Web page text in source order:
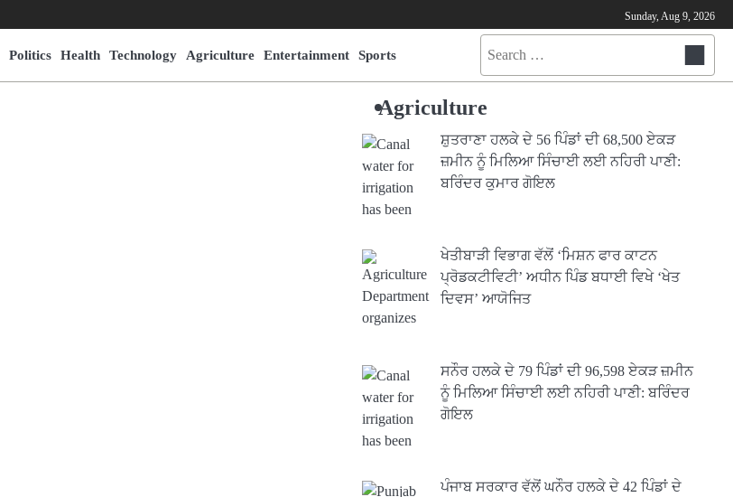
Sunday, Aug 9, 2026
Politics Health Technology Agriculture Entertainment Sports
Search
Agriculture
ਸ਼ੁਤਰਾਣਾ ਹਲਕੇ ਦੇ 56 ਪਿੰਡਾਂ ਦੀ 68,500 ਏਕੜ
ਜ਼ਮੀਨ ਨੂੰ ਮਿਲਿਆ ਸਿੰਚਾਈ ਲਈ ਨਹਿਰੀ ਪਾਣੀ:
ਬਰਿੰਦਰ ਕੁਮਾਰ ਗੋਇਲ
ਖੇਤੀਬਾੜੀ ਵਿਭਾਗ ਵੱਲੋਂ ‘ਮਿਸ਼ਨ ਫਾਰ ਕਾਟਨ
ਪ੍ਰੋਡਕਟੀਵਿਟੀ’ ਅਧੀਨ ਪਿੰਡ ਬਧਾਈ ਵਿਖੇ ‘ਖੇਤ
ਦਿਵਸ’ ਆਯੋਜਿਤ
ਸਨੌਰ ਹਲਕੇ ਦੇ 79 ਪਿੰਡਾਂ ਦੀ 96,598 ਏਕੜ ਜ਼ਮੀਨ
ਨੂੰ ਮਿਲਿਆ ਸਿੰਚਾਈ ਲਈ ਨਹਿਰੀ ਪਾਣੀ: ਬਰਿੰਦਰ
ਗੋਇਲ
ਪੰਜਾਬ ਸਰਕਾਰ ਵੱਲੋਂ ਘਨੌਰ ਹਲਕੇ ਦੇ 42 ਪਿੰਡਾਂ ਦੇ